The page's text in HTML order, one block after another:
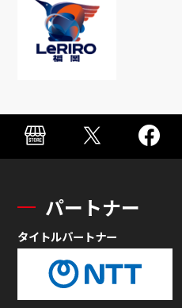
パートナー
タイトルパートナー